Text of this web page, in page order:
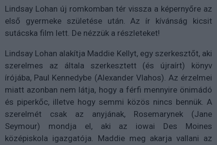
Lindsay Lohan új romkomban tér vissza a képernyőre az
első gyermeke születése után. Az ír kívánság kicsit
sutácska film lett. De nézzük a részleteket!
Lindsay Lohan alakítja Maddie Kellyt, egy szerkesztőt, aki
szerelmes az általa szerkesztett (és újraírt) könyv
írójába, Paul Kennedybe (Alexander Vlahos). Az érzelmei
miatt azonban nem látja, hogy a férfi mennyire önimádó
és piperkőc, illetve hogy semmi közös nincs bennük. A
szerelmét csak az anyjának, Rosemarynek (Jane
Seymour) mondja el, aki az iowai Des Moines
középiskola igazgatója. Maddie meg akarja vallani az